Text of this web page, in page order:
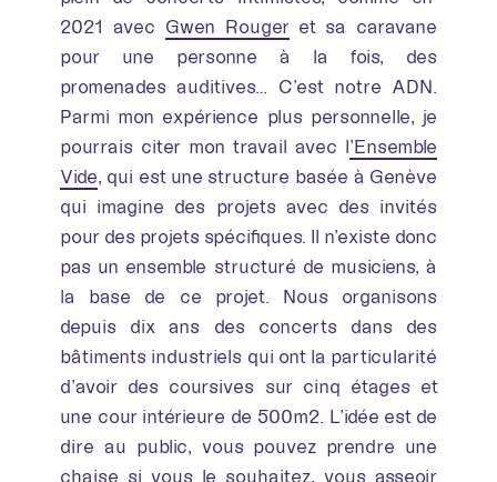
2021 avec Gwen Rougeret sa caravane
pour une personne à la fois, des
promenades auditives… C’est notre ADN.
Parmi mon expérience plus personnelle, je
pourrais citer mon travail avec l’Ensemble
Vide, qui est une structure basée à Genève
qui imagine des projets avec des invités
pour des projets spécifiques. Il n’existe donc
pas un ensemble structuré de musiciens, à
la base de ce projet. Nous organisons
depuis dix ans des concerts dans des
bâtiments industriels qui ont la particularité
d’avoir des coursives sur cinq étages et
une cour intérieure de 500m2. L’idée est de
dire au public, vous pouvez prendre une
chaise si vous le souhaitez, vous asseoir